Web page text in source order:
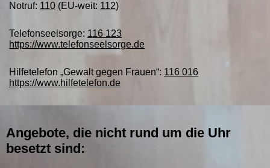
Notruf: 110 (EU-weit: 112)
Telefonseelsorge: 116 123
https://www.telefonseelsorge.de
Hilfetelefon „Gewalt gegen Frauen“: 116 016
https://www.hilfetelefon.de
Angebote, die nicht rund um die Uhr
besetzt sind: